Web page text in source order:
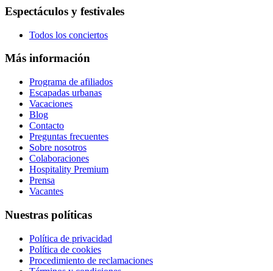
Espectáculos y festivales
Todos los conciertos
Más información
Programa de afiliados
Escapadas urbanas
Vacaciones
Blog
Contacto
Preguntas frecuentes
Sobre nosotros
Colaboraciones
Hospitality Premium
Prensa
Vacantes
Nuestras políticas
Política de privacidad
Política de cookies
Procedimiento de reclamaciones